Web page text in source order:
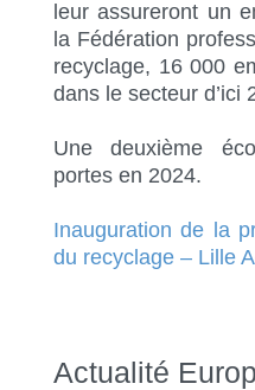
leur assureront un
la Fédération
recyclage, 16 000
dans le secteur d’ici
Une deuxième
portes en 2024.
Inauguration de la
du recyclage – Lille
Actualité